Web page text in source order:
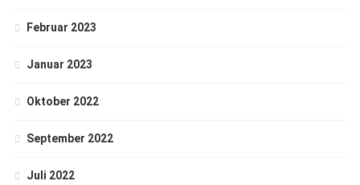
Februar 2023
Januar 2023
Oktober 2022
September 2022
Juli 2022